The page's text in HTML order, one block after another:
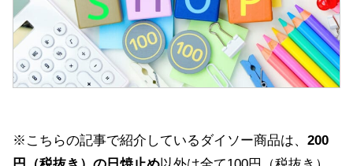
※こちらの記事で紹介しているダイソー商品は、 200